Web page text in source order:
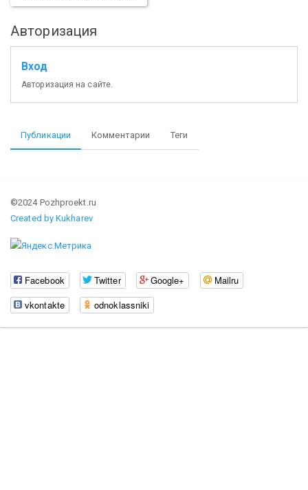
Авторизация
Вход
Авторизация на сайте.
Публикации Комментарии Теги
©2024 Pozhproekt.ru
Created by Kukharev
Facebook Twitter Google+
Mailru
vkontakte
odnoklassniki